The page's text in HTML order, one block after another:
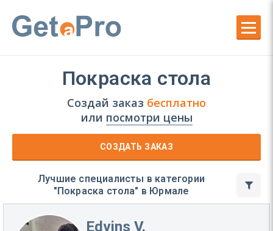
Покраска стола
Создай заказ бесплатно
или посмотри цены
СОЗДАТЬ ЗАКАЗ
Лучшие специалисты в категории
"Покраска стола" в Юрмале
Edvins V.